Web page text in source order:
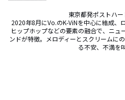
東京都発ポストハ
2020年8月にVo.のK-ViNを中心に結成、
ヒップホップなどの要素の融合で、ニュ
ンドが特徴。メロディーとスクリームに
る不安、不満を